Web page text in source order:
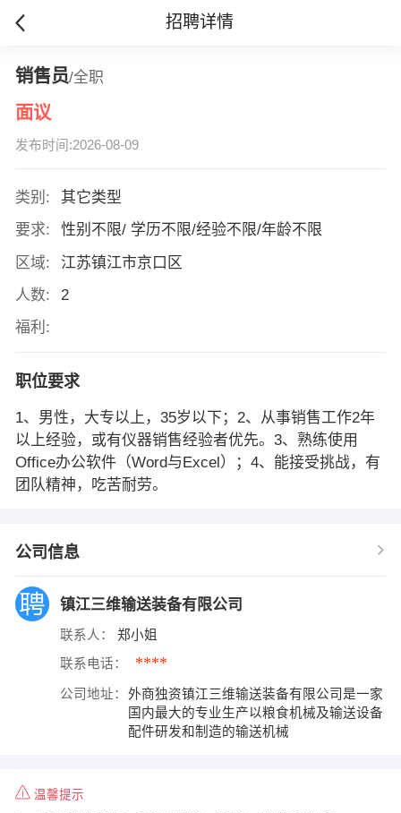
招聘详情
销售员/全职
面议
发布时间:2026-08-09
类别:
其它类型
要求:
性别不限/ 学历不限/经验不限/年龄不限
区域:
江苏镇江市京口区
人数:
2
福利:
职位要求
1、男性，大专以上，35岁以下；2、从事销售工作2年
以上经验，或有仪器销售经验者优先。3、熟练使用
Office办公软件（Word与Excel）；4、能接受挑战，有
团队精神，吃苦耐劳。
公司信息
镇江三维输送装备有限公司
联系人： 郑小姐
联系电话： ****
公司地址：
外商独资镇江三维输送装备有限公司是一家
国内最大的专业生产以粮食机械及输送设备
配件研发和制造的输送机械
温馨提示